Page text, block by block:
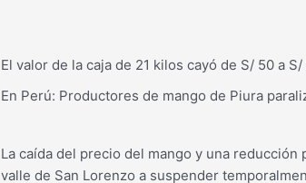
El valor de la caja de 21 kilos cayó de S/ 50 a
En Perú: Productores de mango de Piura
La caída del precio del mango y una
valle de San Lorenzo a suspender